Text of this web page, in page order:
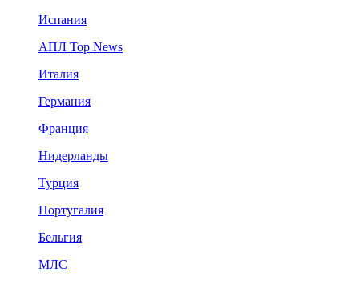
Испания
АПЛ Top News
Италия
Германия
Франция
Нидерланды
Турция
Португалия
Бельгия
МЛС